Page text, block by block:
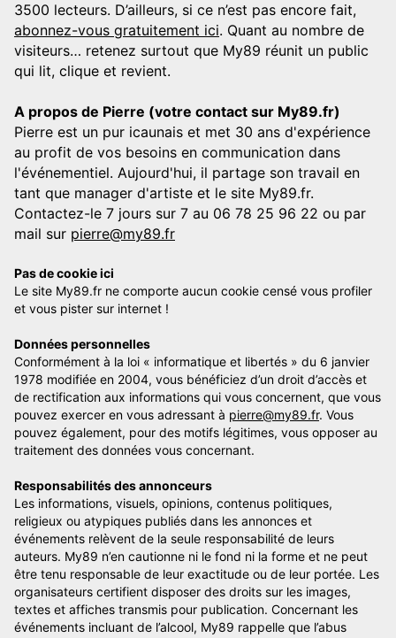
3500 lecteurs. D’ailleurs, si ce n’est pas encore fait,
abonnez-vous gratuitement ici. Quant au nombre de
visiteurs… retenez surtout que My89 réunit un public
qui lit, clique et revient.
A propos de Pierre (votre contact sur My89.fr)
Pierre est un pur icaunais et met 30 ans d'expérience
au profit de vos besoins en communication dans
l'événementiel. Aujourd'hui, il partage son travail en
tant que manager d'artiste et le site My89.fr.
Contactez-le 7 jours sur 7 au 06 78 25 96 22 ou par
mail sur pierre@my89.fr
Pas de cookie ici
Le site My89.fr ne comporte aucun cookie censé vous profiler
et vous pister sur internet !
Données personnelles
Conformément à la loi « informatique et libertés » du 6 janvier
1978 modifiée en 2004, vous bénéficiez d’un droit d’accès et
de rectification aux informations qui vous concernent, que vous
pouvez exercer en vous adressant à pierre@my89.fr. Vous
pouvez également, pour des motifs légitimes, vous opposer au
traitement des données vous concernant.
Responsabilités des annonceurs
Les informations, visuels, opinions, contenus politiques,
religieux ou atypiques publiés dans les annonces et
événements relèvent de la seule responsabilité de leurs
auteurs. My89 n’en cautionne ni le fond ni la forme et ne peut
être tenu responsable de leur exactitude ou de leur portée. Les
organisateurs certifient disposer des droits sur les images,
textes et affiches transmis pour publication. Concernant les
événements incluant de l’alcool, My89 rappelle que l’abus